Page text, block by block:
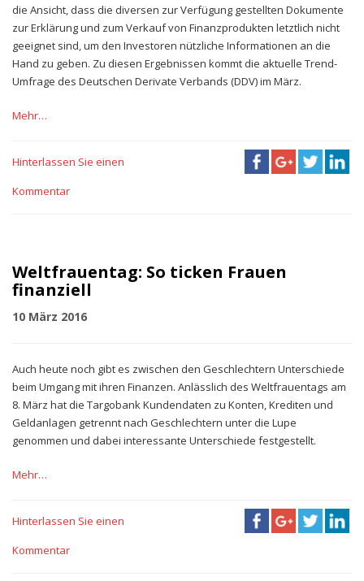
die Ansicht, dass die diversen zur Verfügung gestellten Dokumente
zur Erklärung und zum Verkauf von Finanzprodukten letztlich nicht
geeignet sind, um den Investoren nützliche Informationen an die
Hand zu geben. Zu diesen Ergebnissen kommt die aktuelle Trend-
Umfrage des Deutschen Derivate Verbands (DDV) im März.
Mehr…
Hinterlassen Sie einen
Kommentar
Weltfrauentag: So ticken Frauen
finanziell
10 März 2016
Auch heute noch gibt es zwischen den Geschlechtern Unterschiede
beim Umgang mit ihren Finanzen. Anlässlich des Weltfrauentags am
8. März hat die Targobank Kundendaten zu Konten, Krediten und
Geldanlagen getrennt nach Geschlechtern unter die Lupe
genommen und dabei interessante Unterschiede festgestellt.
Mehr…
Hinterlassen Sie einen
Kommentar